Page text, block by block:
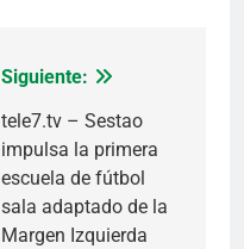
Siguiente:
tele7.tv – Sestao
impulsa la primera
escuela de fútbol
sala adaptado de la
Margen Izquierda